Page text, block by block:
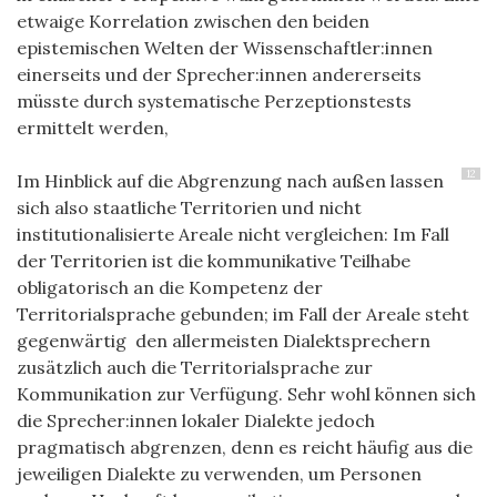
etwaige Korrelation zwischen den beiden
epistemischen Welten der Wissenschaftler:innen
einerseits und der Sprecher:innen andererseits
müsste durch systematische Perzeptionstests
ermittelt werden,
12
Im Hinblick auf die Abgrenzung nach außen lassen
sich also staatliche Territorien und nicht
institutionalisierte Areale nicht vergleichen: Im Fall
der Territorien ist die kommunikative Teilhabe
obligatorisch an die Kompetenz der
Territorialsprache gebunden; im Fall der Areale steht
gegenwärtig den allermeisten Dialektsprechern
zusätzlich auch die Territorialsprache zur
Kommunikation zur Verfügung. Sehr wohl können sich
die Sprecher:innen lokaler Dialekte jedoch
pragmatisch abgrenzen, denn es reicht häufig aus die
jeweiligen Dialekte zu verwenden, um Personen